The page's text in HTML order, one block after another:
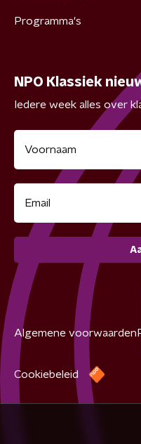
Programma's
NPO Klassiek
Iedere week alles over
Algemene voorwaarden
Cookiebeleid